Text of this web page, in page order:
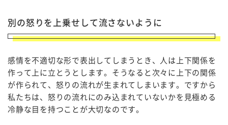
別の怒りを上乗せして流さないように
感情を不適切な形で表出してしまうとき、人は上下関係を
作って上に立とうとします。そうなると次々に上下の関係
が作られて、怒りの流れが生まれてしまいます。ですから
私たちは、怒りの流れにのみ込まれていないかを見極める
冷静な目を持つことが大切なのです。